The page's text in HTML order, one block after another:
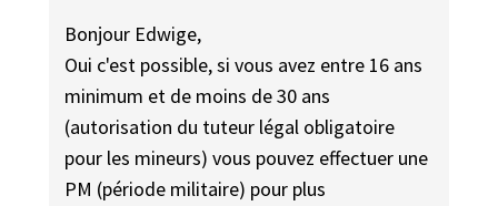
Bonjour Edwige,
Oui c'est possible, si vous avez entre 16 ans
minimum et de moins de 30 ans
(autorisation du tuteur légal obligatoire
pour les mineurs) vous pouvez effectuer une
PM (période militaire) pour plus